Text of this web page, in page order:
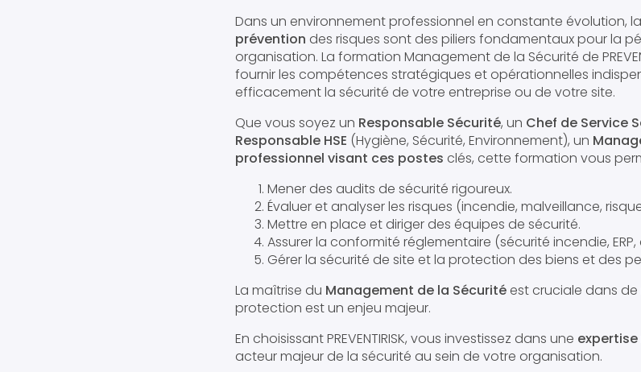
Dans un environnement professionnel en constante évolution, la
prévention des risques sont des piliers fondamentaux pour la
organisation. La formation Management de la Sécurité de
fournir les compétences stratégiques et opérationnelles
efficacement la sécurité de votre entreprise ou de votre site.
Que vous soyez un Responsable Sécurité, un Chef de Service
Responsable HSE (Hygiène, Sécurité, Environnement), un
professionnel visant ces postes clés, cette formation vous
Mener des audits de sécurité rigoureux.
Évaluer et analyser les risques (incendie, malveillance,
Mettre en place et diriger des équipes de sécurité.
Assurer la conformité réglementaire (sécurité incendie, ERP,
Gérer la sécurité de site et la protection des biens et des
La maîtrise du Management de la Sécuritéest cruciale dans
protection est un enjeu majeur.
En choisissant PREVENTIRISK, vous investissez dans une
acteur majeur de la sécurité au sein de votre organisation.